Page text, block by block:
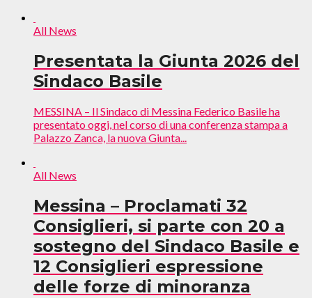
All News
Presentata la Giunta 2026 del
Sindaco Basile
MESSINA – Il Sindaco di Messina Federico Basile ha
presentato oggi, nel corso di una conferenza stampa a
Palazzo Zanca, la nuova Giunta...
All News
Messina – Proclamati 32
Consiglieri, si parte con 20 a
sostegno del Sindaco Basile e
12 Consiglieri espressione
delle forze di minoranza